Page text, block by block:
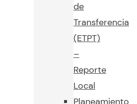
de
Transferencia
(ETPT)
–
Reporte
Local
Planeamiento